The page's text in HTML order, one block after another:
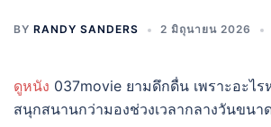
BY RANDY SANDERS 2 มิถุนายน 2026
ดูหนัง 037movie ยามดึกดื่น เพราะอะไร
สนุกสนานกว่ามองช่วงเวลากลางวันขนา